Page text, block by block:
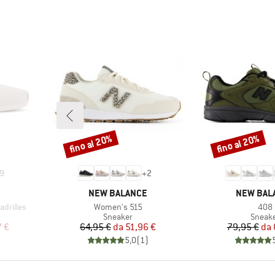
9
€
+2
MARCHIO
NEW BALANCE
Articolo
Women's 515
Gruppo di prodotti
Sneaker
Prezzo
64,95 € Prezzo ridotto
da 51,96 €
5,0(1)
Sconto
fino al 20%
MARCHIO
NEW
408
79,95 € da
Sconto
fino al 20%